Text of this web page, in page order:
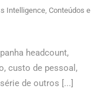
Intelligence, Conteúdos e
headcount,
custo de pessoal,
de outros [...]